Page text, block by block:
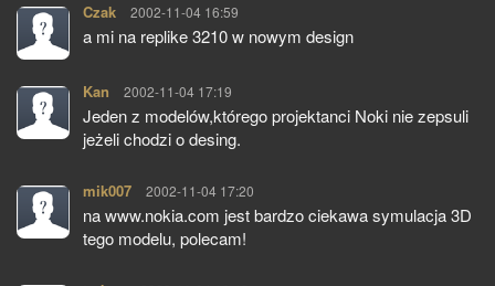
Czak pisze:
2002-11-04 16:59
a mi na replike 3210 w nowym design
Kan pisze:
2002-11-04 17:19
Jeden z modelów,którego projektanci Noki nie zepsuli
jeżeli chodzi o desing.
mik007 pisze:
2002-11-04 17:20
na www.nokia.com jest bardzo ciekawa symulacja 3D
tego modelu, polecam!